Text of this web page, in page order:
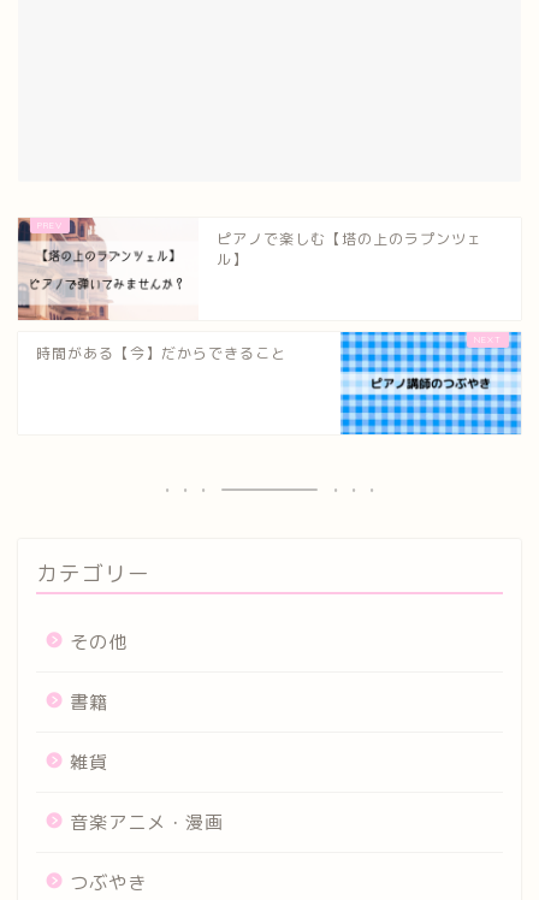
ピアノで楽しむ【塔の上のラプンツェ
ル】
時間がある【今】だからできること
カテゴリー
その他
書籍
雑貨
音楽アニメ・漫画
つぶやき